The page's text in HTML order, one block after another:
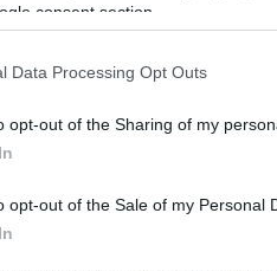
consent section.
Data Processing Opt Outs
opt-out of the Sharing of my
opt-out of the Sale of my Personal